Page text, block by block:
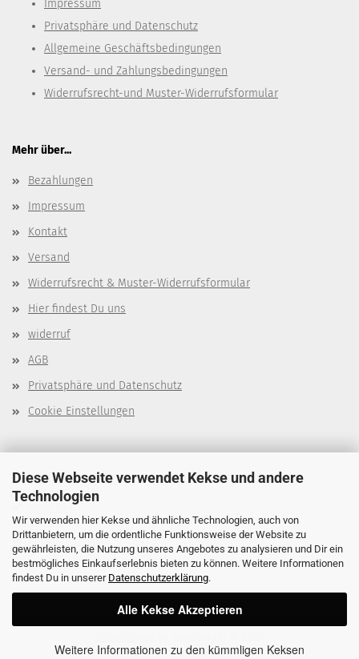
Diese Webseite verwendet Kekse und andere
Technologien
Wir verwenden hier Kekse und ähnliche Technologien, auch von
Drittanbietern, um die ordentliche Funktionsweise der Website zu
gewährleisten, die Nutzung unseres Angebotes zu analysieren und Dir ein
bestmögliches Einkaufserlebnis bieten zu können. Weitere Informationen
findest Du in unserer Datenschutzerklärung.
Alle Kekse Akzeptieren
Weitere Informationen zu den kümmligen Keksen
Impressum
Privatsphäre und Datenschutz
Allgemeine Geschäftsbedingungen
Versand- und Zahlungsbedingungen
Widerrufsrecht-und Muster-Widerrufsformular
Mehr über...
Bezahlungen
Impressum
Kontakt
Versand
Widerrufsrecht & Muster-Widerrufsformular
Hier findest Du uns
widerruf
AGB
Privatsphäre und Datenschutz
Cookie Einstellungen
Über mich
Dein Tier
Wichtige Links